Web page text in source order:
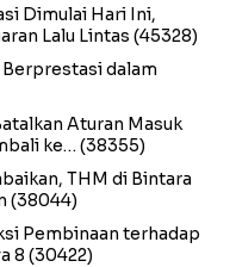
Dimulai Hari Ini,
Lalu Lintas (45328)
dalam
Aturan Masuk
ke… (38355)
THM di Bintara
(38044)
Pembinaan terhadap
8 (30422)